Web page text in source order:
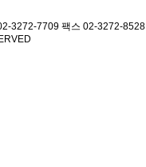
3272-7709 팩스 02-3272-8528